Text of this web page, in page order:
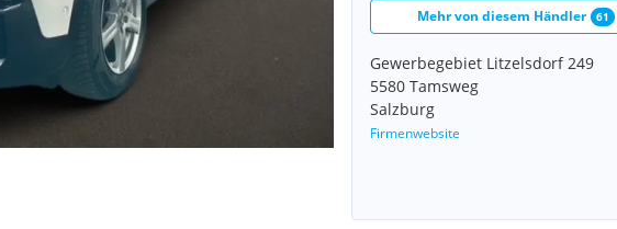
Mehr von diesem Händler 61
Gewerbegebiet Litzelsdorf 249
5580 Tamsweg
Salzburg
Firmenwebsite